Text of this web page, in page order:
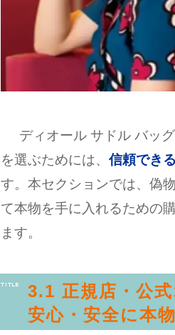
ディオール サドル バッ
を選ぶためには、 信頼でき
す。本セクションでは、偽
て本物を手に入れるための
ます。
3.1 正規店・公
安心・安全に本